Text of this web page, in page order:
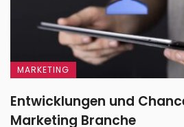
MARKETING
Entwicklungen und
Marketing Branche